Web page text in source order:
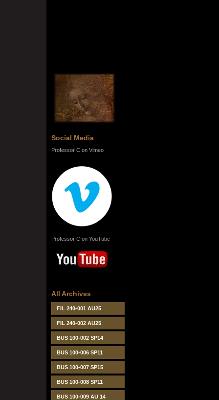
Social Media
Professor C on Vimeo
Professor C on YouTube
All Archives
FIL 240-001 AU25
FIL 240-002 AU25
BUS 100-002 SP14
BUS 100-006 SP11
BUS 100-007 SP15
BUS 100-008 SP11
BUS 100-009 AU 14